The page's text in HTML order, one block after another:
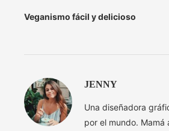
Veganismo fácil y delicioso
JENNY
Una diseñadora
por el mundo.